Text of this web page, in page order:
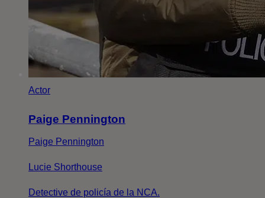
Actor
Paige Pennington
Paige Pennington
Lucie Shorthouse
Detective de policía de la NCA.